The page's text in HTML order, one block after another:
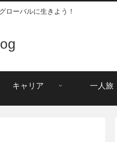
ローバルに生きよう！
キャリア 一人旅